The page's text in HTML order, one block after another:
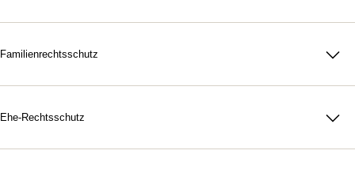
Verkehrsrechtsschutz dafür, dass Sie zu Ihrem Recht kommen.
Jetzt konfigurieren Beraten lassen
Familienrechtsschutz
dem Leben gelassen gegenüber. Denn durch unsere flexiblen
ausfallen soll.
Ehe-Rechtsschutz